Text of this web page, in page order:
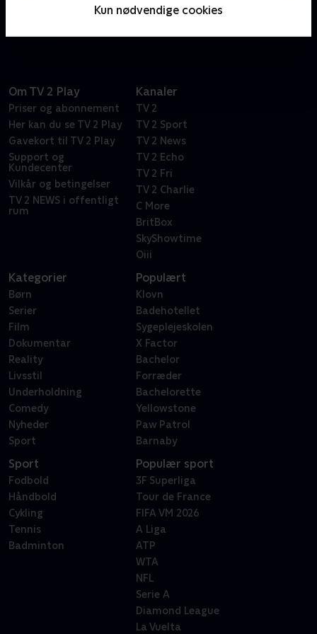
Kun nødvendige cookies
kammeratskab er i fokus, men sagen kommer altid
Om TV 2 Play
Priser og abonnement
Her kan du se TV 2 Play
Gavekort til TV 2 Play
Support og
Kundecenter
Vilkår og betingelser
TV 2 NEWS i offentligt
rum
Kanaler
TV 2
TV 2 Sport
TV 2 News
TV 2 Echo
TV 2 Fri
TV 2 Charlie
C More
BritBox
SkyShowtime
Oiii
Kategorier
Børn
Serier
Film
Dokumentar
Reality
Livsstil
Underholdning
Comedy
Nyheder
Sport
Populært
Klovn
Badehotellet
Sygeplejeskolen
X Factor
Bachelor
Forræder
Bachelorette
Yellowstone
Paw Patrol
Barnaby
Sport
Fodbold
Håndbold
Cykling
Tennis
Badminton
Populær sport
3F Superliga
Tour de France
FIFA VM 2026
A Liga
ATP
WTA
NFL
Serie A
Diamond League
La Vuelta